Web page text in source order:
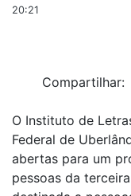
20:21
Compartilhar:
O Instituto de
Federal de
abertas para um
pessoas da